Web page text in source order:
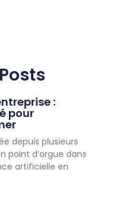
:
pour
depuis plusieurs
point d’orgue dans
artificielle en